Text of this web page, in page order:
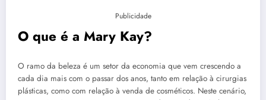
Publicidade
O que é a Mary Kay?
O ramo da beleza é um setor da economia que vem crescendo a
cada dia mais com o passar dos anos, tanto em relação à cirurgias
plásticas, como com relação à venda de cosméticos. Neste cenário,